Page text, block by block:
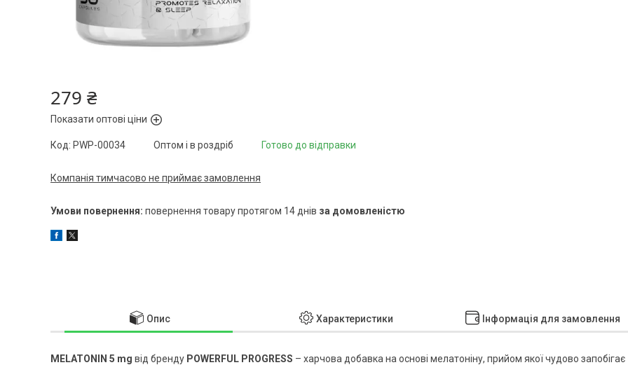
279 ₴
Показати оптові ціни
Готово до відправки
Оптом і в роздріб
Код: PWP-00034
Компанія тимчасово не приймає замовлення
повернення товару протягом 14 днів за домовленістю
Опис Характеристики Інформація для замовлення
MELATONIN 5 mg від бренду POWERFUL PROGRESS – харчова добавка на основі мелатоніну, прийом якої чудово запобігає